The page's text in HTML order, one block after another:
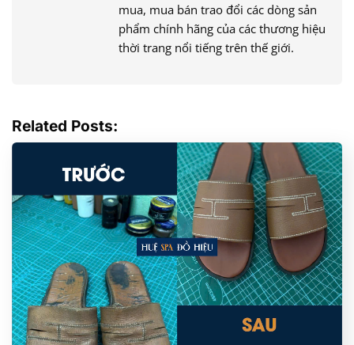
mua, mua bán trao đổi các dòng sản
phẩm chính hãng của các thương hiệu
thời trang nổi tiếng trên thế giới.
Related Posts: